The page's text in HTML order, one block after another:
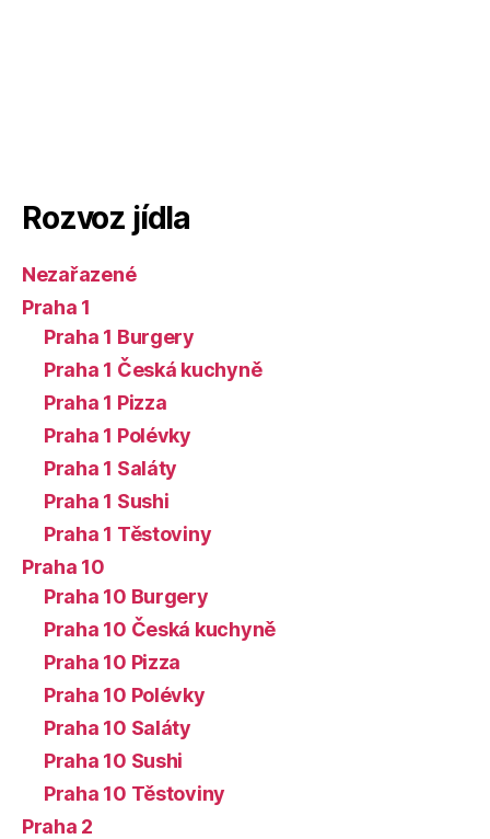
Rozvoz jídla
Nezařazené
Praha 1
Praha 1 Burgery
Praha 1 Česká kuchyně
Praha 1 Pizza
Praha 1 Polévky
Praha 1 Saláty
Praha 1 Sushi
Praha 1 Těstoviny
Praha 10
Praha 10 Burgery
Praha 10 Česká kuchyně
Praha 10 Pizza
Praha 10 Polévky
Praha 10 Saláty
Praha 10 Sushi
Praha 10 Těstoviny
Praha 2